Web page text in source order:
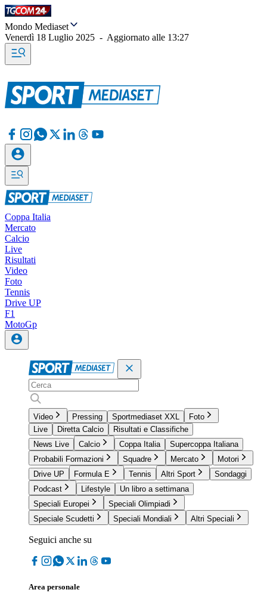
Mondo Mediaset
Venerdì 18 Luglio 2025 - Aggiornato alle 13:27
Coppa Italia
Mercato
Calcio
Live
Risultati
Video
Foto
Tennis
Drive UP
F1
MotoGp
Video Pressing Sportmediaset XXL
Foto
Live
Diretta Calcio
Risultati e Classifiche
News Live
Calcio Coppa Italia
Supercoppa Italiana
Probabili Formazioni
Squadre Mercato
Motori
Drive UP
Formula E Tennis Altri Sport
Sondaggi
Podcast
Lifestyle
Un libro a settimana
Speciali Europei
Speciali Olimpiadi
Speciale Scudetti
Speciali Mondiali Altri Speciali
Seguici anche su
Area personale